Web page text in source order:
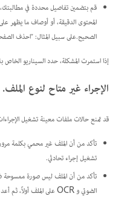
قم بتضمين تفاصيل محددة في مطالبتك،
الصحيح.على سبيل المثال: "احذف
إذا استمرت المشكلة، حدد السيناريو الخاص
الإجراء غير متاح لنوع الملف.
قد تمنع حالات ملفات معينة تشغيل
تأكد من أن الملف غير محمي بكلمة مرور
تشغيل إجراء تحادثي.
الضوئي و OCR على الملف أولاً، ثم أعد المحاولة مع مطالبتك.